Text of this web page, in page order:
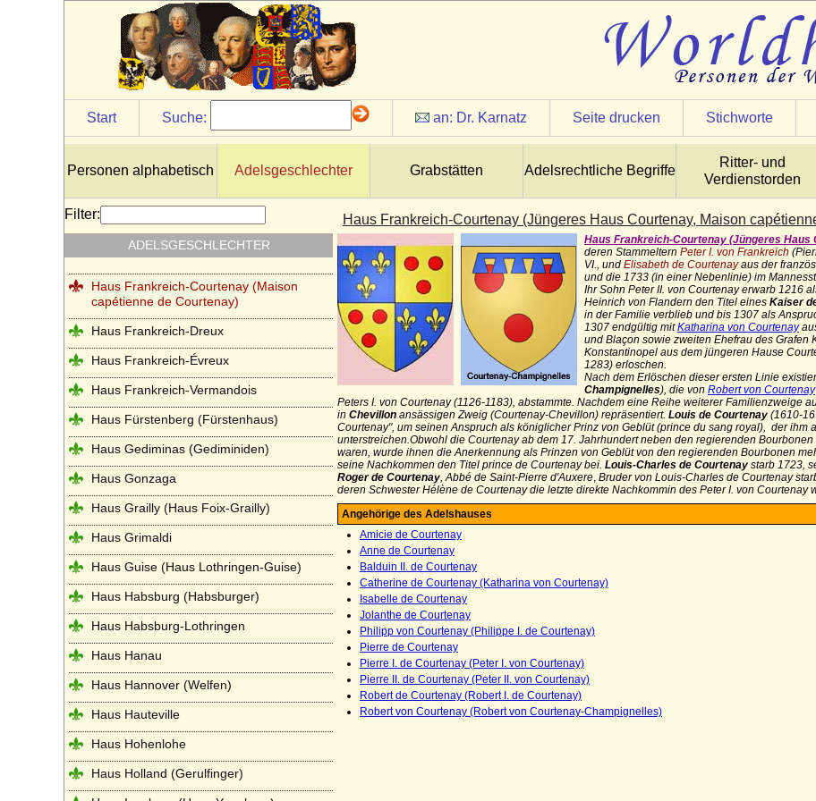
Start Suche: an: Dr. Karnatz Seite drucken Stichworte
Personen alphabetisch Adelsgeschlechter Grabstätten Adelsrechtliche Begriffe
Ritter- und
Verdienstorden
Haus Frankreich-Courtenay (Jüngeres Haus Courtenay, Maison
Haus Frankreich-Courtenay (Jüngeres Haus
deren Stammeltern Peter I. von Frankreich
VI., und Elisabeth de Courtenayaus der
und die 1733 (in einer Nebenlinie) im
Ihr Sohn Peter II. von Courtenay erwarb 1216
Heinrich von Flandern den Titel eines Kaiser
in der Familie verblieb und bis 1307 als
1307 endgültig mitKatharina von Courtenay
und Blaçon sowie zweiten Ehefrau des Grafen
Konstantinopel aus dem jüngeren Hause
1283) erloschen.
Nach dem Erlöschen dieser ersten Linie
Champignelles), die von Robert von Courtenay
Peters I. von Courtenay (1126-1183), abstammte. Nachdem eine Reihe weiterer Familienzweige
in Chevillon ansässigen Zweig (Courtenay-Chevillon) repräsentiert. Louis de Courtenay (1610-
Courtenay", um seinen Anspruch als königlicher Prinz von Geblüt (prince du sang royal), der ihm
unterstreichen.Obwohl die Courtenay ab dem 17. Jahrhundert neben den regierenden
waren, wurde ihnen die Anerkennung als Prinzen von Geblüt von den regierenden Bourbonen
seine Nachkommen den Titel prince de Courtenay bei. Louis-Charles de Courtenay starb 1723,
Roger de Courtenay,Abbé de Saint-Pierre d'Auxere, Bruder von Louis-Charles de Courtenay
deren Schwester Hélène de Courtenay die letzte direkte Nachkommin des Peter I. von Courtenay
Angehörige des Adelshauses
Amicie de Courtenay
Anne de Courtenay
Balduin II. de Courtenay
Catherine de Courtenay (Katharina von Courtenay)
Isabelle de Courtenay
Jolanthe de Courtenay
Philipp von Courtenay (Philippe I. de Courtenay)
Pierre de Courtenay
Pierre I. de Courtenay (Peter I. von Courtenay)
Pierre II. de Courtenay (Peter II. von Courtenay)
Robert de Courtenay (Robert I. de Courtenay)
Robert von Courtenay (Robert von Courtenay-Champignelles)
Filter:
ADELSGESCHLECHTER
Haus Dunkeld
Haus Egmond
Haus Enriquez (Casa de Enriquez)
Haus Erbach
Haus Erdõdy
Haus Este
Haus Farnese
Haus Flandern (Balduine)
Haus Frankreich-Artois
Haus Frankreich-Courtenay (Maison
capétienne de Courtenay)
Haus Frankreich-Dreux
Haus Frankreich-Évreux
Haus Frankreich-Vermandois
Haus Fürstenberg (Fürstenhaus)
Haus Gediminas (Gediminiden)
Haus Gonzaga
Haus Grailly (Haus Foix-Grailly)
Haus Grimaldi
Haus Guise (Haus Lothringen-Guise)
Haus Habsburg (Habsburger)
Haus Habsburg-Lothringen
Haus Hanau
Haus Hannover (Welfen)
Haus Hauteville
Haus Hohenlohe
Haus Holland (Gerulfinger)